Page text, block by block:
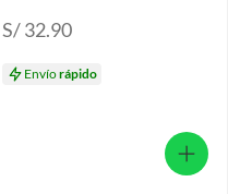
S/ 32.90
Envíorápido